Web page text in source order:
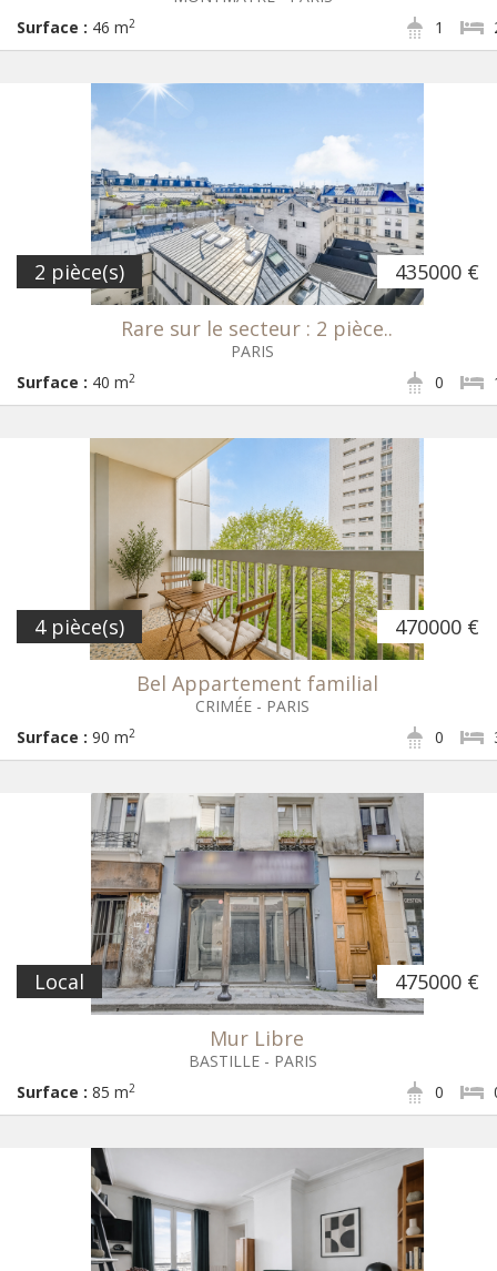
Surface : 46 m2 1
435000 €
2 pièce(s)
Rare sur le secteur : 2 pièce..
PARIS
Surface : 40 m2 0
470000 €
4 pièce(s)
Bel Appartement familial
CRIMÉE - PARIS
Surface : 90 m2 0
475000 €
Local
Mur Libre
BASTILLE - PARIS
Surface : 85 m2 0